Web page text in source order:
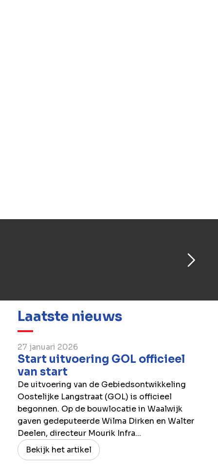
Laatste nieuws
27 januari 2026
Start uitvoering GOL officieel
van start
De uitvoering van de Gebiedsontwikkeling
Oostelijke Langstraat (GOL) is officieel
begonnen. Op de bouwlocatie in Waalwijk
gaven gedeputeerde Wilma Dirken en Walter
Deelen, directeur Mourik Infra...
Bekijk het artikel